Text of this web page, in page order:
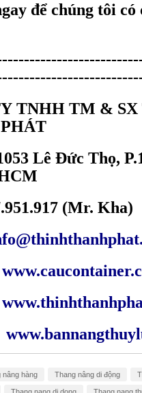
để chúng tôi có
TNHH TM &
Lê Đức Thọ,
(Mr. Kha)
nâng hàng Thang nâng di động